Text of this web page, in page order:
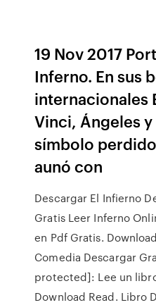
19 Nov 2017
Inferno. En sus
internacionales
Vinci, Ángeles
símbolo
aunó con
Descargar El Infierno
Gratis Leer Inferno
en Pdf Gratis.
Comedia Descargar
protected]: Lee un
Download Read. Libro